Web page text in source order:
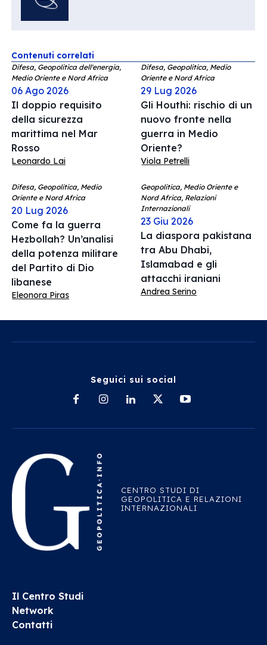
Contenuti correlati
Difesa, Geopolitica dell'energia,
Medio Oriente e Nord Africa
06 Ago 2026
Il doppio requisito
della sicurezza
marittima nel Mar
Rosso
Leonardo Lai
Difesa, Geopolitica, Medio
Oriente e Nord Africa
29 Lug 2026
Gli Houthi: rischio di un
nuovo fronte nella
guerra in Medio
Oriente?
Viola Petrelli
Difesa, Geopolitica, Medio
Oriente e Nord Africa
20 Lug 2026
Come fa la guerra
Hezbollah? Un’analisi
della potenza militare
del Partito di Dio
libanese
Eleonora Piras
Geopolitica, Medio Oriente e
Nord Africa, Relazioni
Internazionali
23 Giu 2026
La diaspora pakistana
tra Abu Dhabi,
Islamabad e gli
attacchi iraniani
Andrea Serino
Seguici sui social
CENTRO STUDI DI
GEOPOLITICA E RELAZIONI
INTERNAZIONALI
Il Centro Studi
Network
Contatti